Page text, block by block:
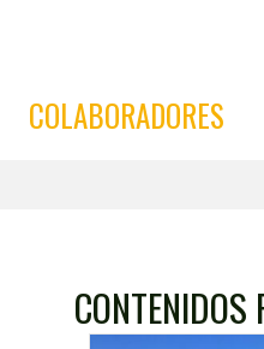
COLABORADORES
CONTENIDOS